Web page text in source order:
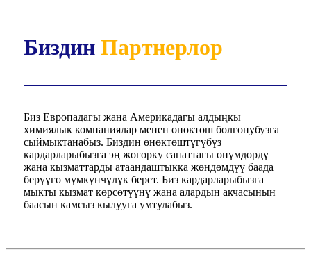
Биздин Партнерлор
Биз Европадагы жана Америкадагы алдыңкы
химиялык компаниялар менен өнөктөш болгонубузга
сыймыктанабыз. Биздин өнөктөштүгүбүз
кардарларыбызга эң жогорку сапаттагы өнүмдөрдү
жана кызматтарды атаандаштыкка жөндөмдүү баада
берүүгө мүмкүнчүлүк берет. Биз кардарларыбызга
мыкты кызмат көрсөтүүнү жана алардын акчасынын
баасын камсыз кылууга умтулабыз.